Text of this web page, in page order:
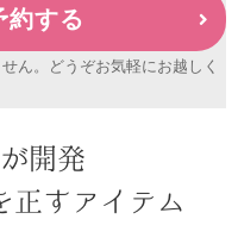
する
ん。どうぞお気軽にお越しく
開発
正すアイテム